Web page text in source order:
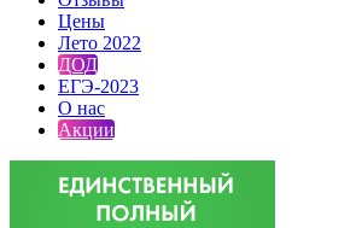
Цены
Лето 2022
ДОД
ЕГЭ-2023
О нас
Акции